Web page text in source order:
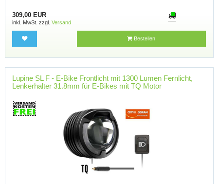
309,00 EUR
inkl. MwSt. zzgl. Versand
Bestellen
Lupine SL F - E-Bike Frontlicht mit 1300 Lumen Fernlicht,
Lenkerhalter 31.8mm für E-Bikes mit TQ Motor